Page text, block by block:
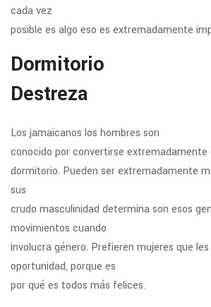
cada vez
posible es algo eso es extremadamente
Dormitorio
Destreza
Los jamaicanos los hombres son
conocido por convertirse extremadamente
dormitorio. Pueden ser extremadamente
sus
crudo masculinidad determina son esos
movimientos cuando
involucra género. Prefieren mujeres que
oportunidad, porque es
por qué es todos más felices.